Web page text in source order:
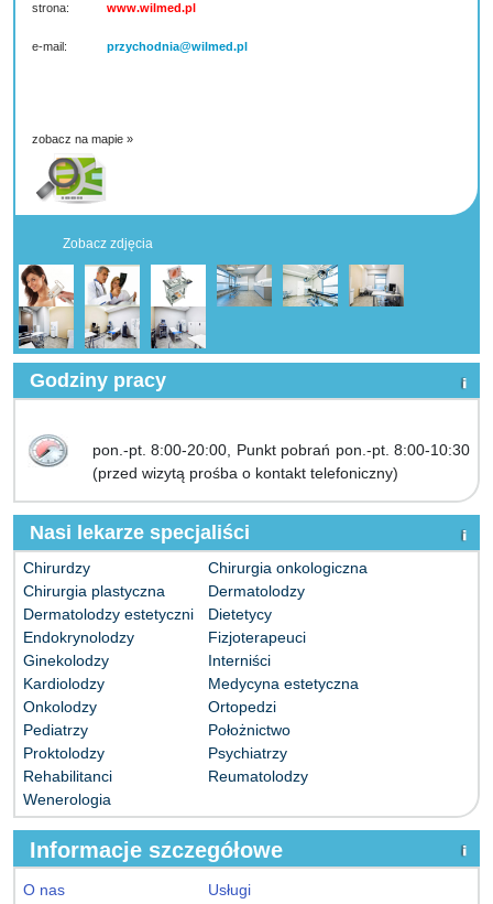
strona:
www.wilmed.pl
e-mail: przychodnia@wilmed.pl
zobacz na mapie »
Zobacz zdjęcia
Godziny pracy
pon.-pt. 8:00-20:00, Punkt pobrań pon.-pt. 8:00-10:30
(przed wizytą prośba o kontakt telefoniczny)
Nasi lekarze specjaliści
Chirurdzy
Chirurgia onkologiczna
Chirurgia plastyczna
Dermatolodzy
Dermatolodzy estetyczni
Dietetycy
Endokrynolodzy
Fizjoterapeuci
Ginekolodzy
Interniści
Kardiolodzy
Medycyna estetyczna
Onkolodzy
Ortopedzi
Pediatrzy
Położnictwo
Proktolodzy
Psychiatrzy
Rehabilitanci
Reumatolodzy
Wenerologia
Informacje szczegółowe
O nas
Usługi